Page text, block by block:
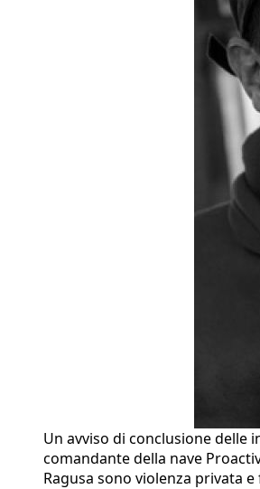
Un avviso di conclusione delle
comandante della nave
Ragusa sono violenza privata